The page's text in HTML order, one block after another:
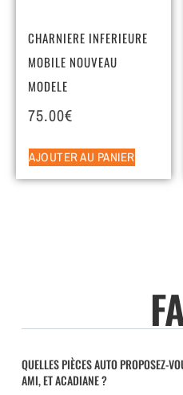
CHARNIERE INFERIEURE
MOBILE NOUVEAU
MODELE
75.00€
AJOUTER AU PANIER
QUELLES PIÈCES AUTO PROPOSEZ-
AMI, ET ACADIANE ?